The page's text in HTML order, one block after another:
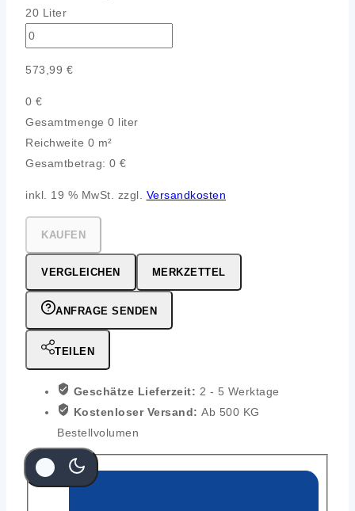
20 Liter
573,99 €
0 €
Gesamtmenge 0 liter
Reichweite 0 m²
Gesamtbetrag: 0 €
inkl. 19 % MwSt. zzgl. Versandkosten
KAUFEN
VERGLEICHEN MERKZETTEL
ANFRAGE SENDEN
TEILEN
Geschätze Lieferzeit: 2 - 5 Werktage
Kostenloser Versand: Ab 500 KG
Bestellvolumen